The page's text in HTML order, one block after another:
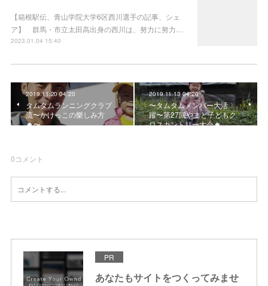
【箱根駅伝、青山学院大学6区西川選手の記事、シェ
ア】 群馬・市立太田高出身の西川は、努力に努力…
2023.01.04 15:40
2019.11.20 04:20
タムタムランニングクラブ
流〜かけっこの樂しみ方
☻〜
2019.11.13 04:20
〜タムタムメンバー大活
躍〜第27回やまと子どもク
ロスカントリー大会☻
0コメント
PR
あなたもサイトをつくってみませ